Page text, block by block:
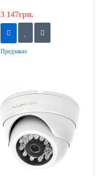
3 147грн.
Предзаказ